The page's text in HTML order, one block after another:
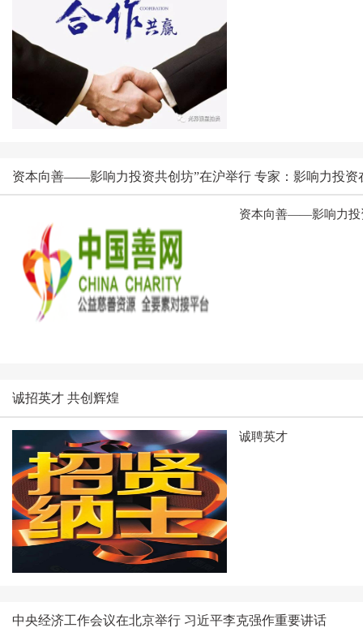
资本向善——影响力投资共创坊”在沪举行 专家：影响力投资
资本向善——影响力投
诚招英才 共创辉煌
诚聘英才
中央经济工作会议在北京举行 习近平李克强作重要讲话